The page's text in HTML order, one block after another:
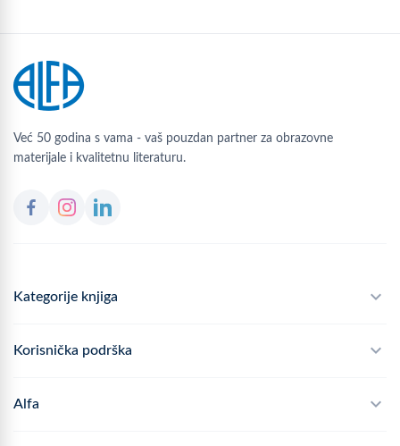
Već 50 godina s vama - vaš pouzdan partner za obrazovne
materijale i kvalitetnu literaturu.
Kategorije knjiga
Školski program
Korisnička podrška
Često postavljana pitanja
Alfa